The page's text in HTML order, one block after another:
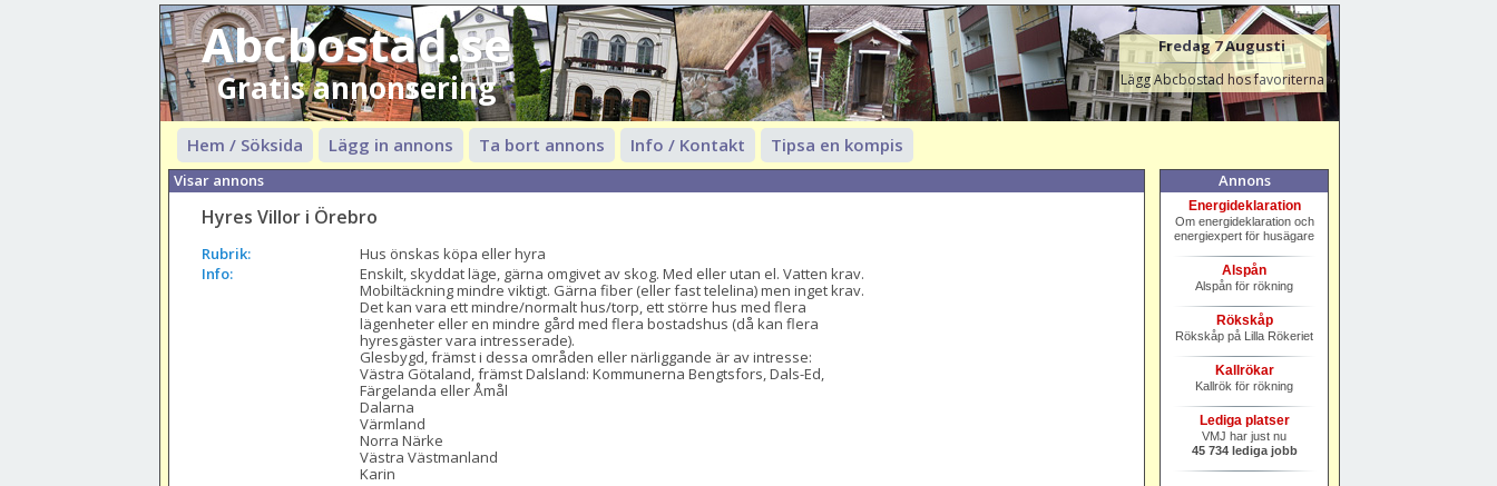
Abcbostad.se
Gratis annonsering
Fredag 7 Augusti
Lägg Abcbostad hos favoriterna
Hem / Söksida Lägg in annons Ta bort annons Info / Kontakt Tipsa en kompis
Visar annons
Hyres Villor i Örebro
Rubrik:
Hus önskas köpa eller hyra
Info:
Enskilt, skyddat läge, gärna omgivet av skog. Med eller utan el. Vatten krav.
Mobiltäckning mindre viktigt. Gärna fiber (eller fast telelina) men inget krav.
Det kan vara ett mindre/normalt hus/torp, ett större hus med flera
lägenheter eller en mindre gård med flera bostadshus (då kan flera
hyresgäster vara intresserade).
Glesbygd, främst i dessa områden eller närliggande är av intresse:
Västra Götaland, främst Dalsland: Kommunerna Bengtsfors, Dals-Ed,
Färgelanda eller Åmål
Dalarna
Värmland
Norra Närke
Västra Västmanland
Karin
Annons
Energideklaration
Om energideklaration och
energiexpert för husägare
Alspån
Alspån för rökning
Rökskåp
Rökskåp på Lilla Rökeriet
Kallrökar
Kallrök för rökning
Lediga platser
VMJ har just nu
45 734 lediga jobb